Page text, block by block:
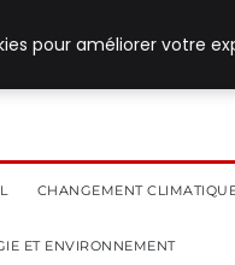
CHANGEMENT
ET ENVIRONNEMENT
pour améliorer votre